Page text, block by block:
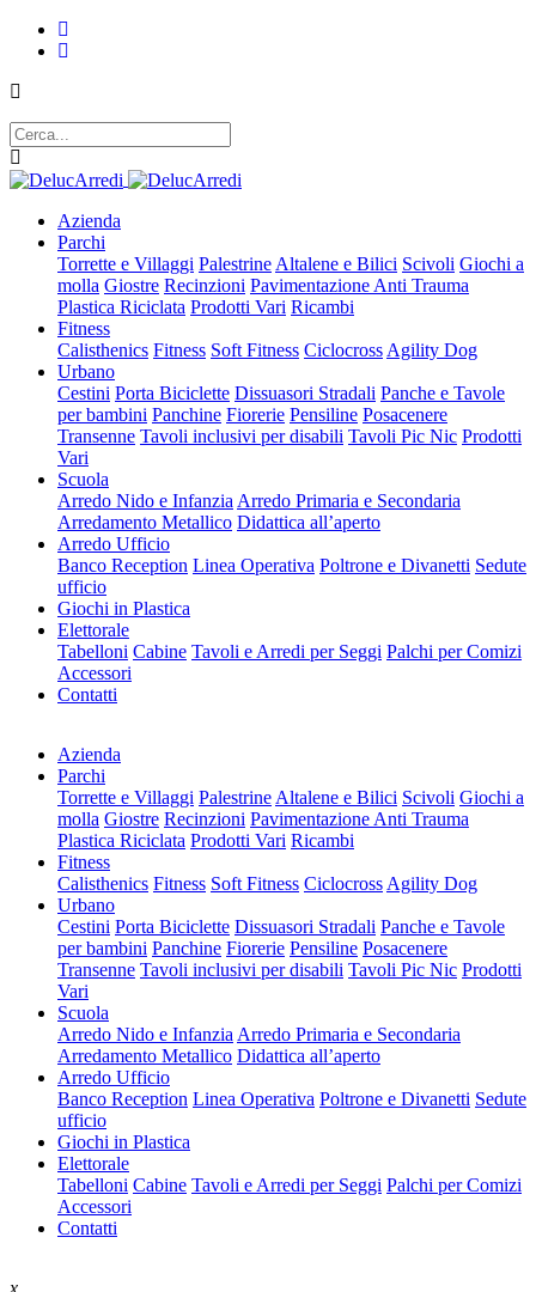
Azienda
Parchi
Torrette e Villaggi Palestrine Altalene e Bilici Scivoli Giochi a
molla Giostre Recinzioni Pavimentazione Anti Trauma
Plastica Riciclata Prodotti Vari Ricambi
Fitness
Calisthenics Fitness Soft Fitness Ciclocross Agility Dog
Urbano
Cestini Porta Biciclette Dissuasori Stradali Panche e Tavole
per bambini Panchine Fiorerie Pensiline Posacenere
Transenne Tavoli inclusivi per disabili Tavoli Pic Nic Prodotti
Vari
Scuola
Arredo Nido e Infanzia Arredo Primaria e Secondaria
Arredamento Metallico Didattica all’aperto
Arredo Ufficio
Banco Reception Linea Operativa Poltrone e Divanetti Sedute
ufficio
Giochi in Plastica
Elettorale
Tabelloni Cabine Tavoli e Arredi per Seggi Palchi per Comizi
Accessori
Contatti
Azienda
Parchi
Torrette e Villaggi Palestrine Altalene e Bilici Scivoli Giochi a
molla Giostre Recinzioni Pavimentazione Anti Trauma
Plastica Riciclata Prodotti Vari Ricambi
Fitness
Calisthenics Fitness Soft Fitness Ciclocross Agility Dog
Urbano
Cestini Porta Biciclette Dissuasori Stradali Panche e Tavole
per bambini Panchine Fiorerie Pensiline Posacenere
Transenne Tavoli inclusivi per disabili Tavoli Pic Nic Prodotti
Vari
Scuola
Arredo Nido e Infanzia Arredo Primaria e Secondaria
Arredamento Metallico Didattica all’aperto
Arredo Ufficio
Banco Reception Linea Operativa Poltrone e Divanetti Sedute
ufficio
Giochi in Plastica
Elettorale
Tabelloni Cabine Tavoli e Arredi per Seggi Palchi per Comizi
Accessori
Contatti